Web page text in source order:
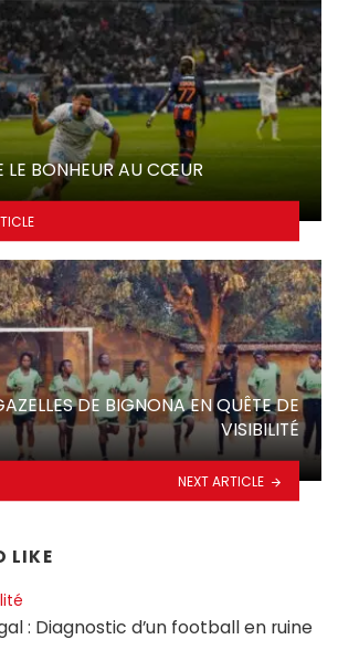
LE BONHEUR AU CŒUR
DE BIGNONA EN QUÊTE DE
VISIBILITÉ
NEXT ARTICLE
LIKE
: Diagnostic d’un football en ruine